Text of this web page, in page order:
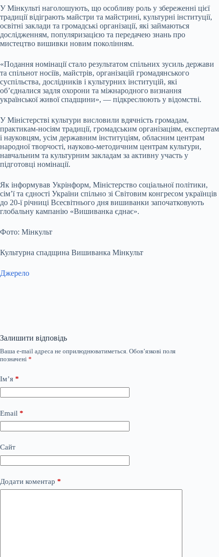
У Мінкульті наголошують, що особливу роль у збереженні цієї
традиції відіграють майстри та майстрині, культурні інституції,
освітні заклади та громадські організації, які займаються
дослідженням, популяризацією та передачею знань про
мистецтво вишивки новим поколінням.
«Подання номінації стало результатом спільних зусиль держави
та спільнот носіїв, майстрів, організацій громадянського
суспільства, дослідників і культурних інституцій, які
об’єдналися задля охорони та міжнародного визнання
української живої спадщини», — підкреслюють у відомстві.
У Міністерстві культури висловили вдячність громадам,
практикам-носіям традиції, громадським організаціям, експертам
і науковцям, усім державним інституціям, обласним центрам
народної творчості, науково-методичним центрам культури,
навчальним та культурним закладам за активну участь у
підготовці номінації.
Як інформував Укрінформ, Міністерство соціальної політики,
сім’ї та єдності України спільно зі Світовим конгресом українців
до 20-ї річниці Всесвітнього дня вишиванки започатковують
глобальну кампанію «Вишиванка єднає».
Фото: Мінкульт
Культурна спадщина Вишиванка Мінкульт
Джерело
Залишити відповідь
Ваша e-mail адреса не оприлюднюватиметься. Обов’язкові поля
позначені *
Ім’я *
Email *
Сайт
Додати коментар *